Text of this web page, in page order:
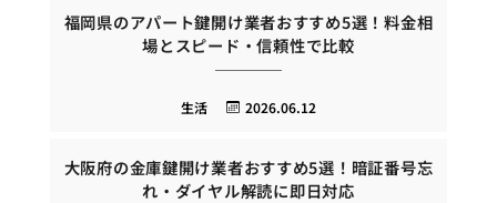
福岡県のアパート鍵開け業者おすすめ5選！料金相
場とスピード・信頼性で比較
2026.06.12
生活
大阪府の金庫鍵開け業者おすすめ5選！暗証番号忘
れ・ダイヤル解読に即日対応